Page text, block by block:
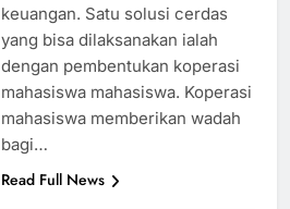
keuangan. Satu solusi cerdas
yang bisa dilaksanakan ialah
dengan pembentukan koperasi
mahasiswa mahasiswa. Koperasi
mahasiswa memberikan wadah
bagi…
Read Full News